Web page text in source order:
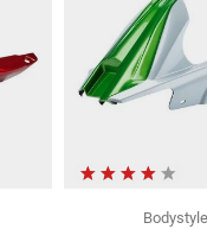
Bodystyle